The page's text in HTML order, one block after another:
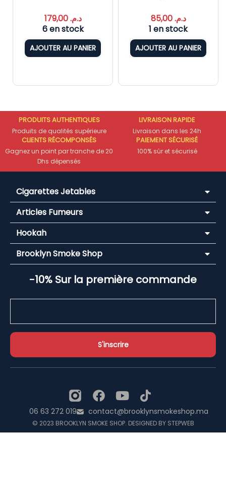
د.م.179,00
6 en stock
AJOUTER AU PANIER
د.م.85,00
1 en stock
AJOUTER AU PANIER
PRODUITS AUTHENTIQUES
Produits de qualités supérieure
LIVRAISON RAPIDE
Livraison dans les 24h
CLIENTS RÉCOMPONSÉS
Gagnez un point par tranche de 20
Dhs dépensés
PAIEMENT SÉCURISÉ
100% sûr et sécurisé
Cigarettes Jetables
Articles Fumeurs
Hookah
Brooklyn Smoke Shop
-10% Sur la première commande
© 2023 BROOKLYN SMOKE SHOP. DESIGNED BY STEPWEB
06 63 272 019 contact@brooklynsmokeshop.ma